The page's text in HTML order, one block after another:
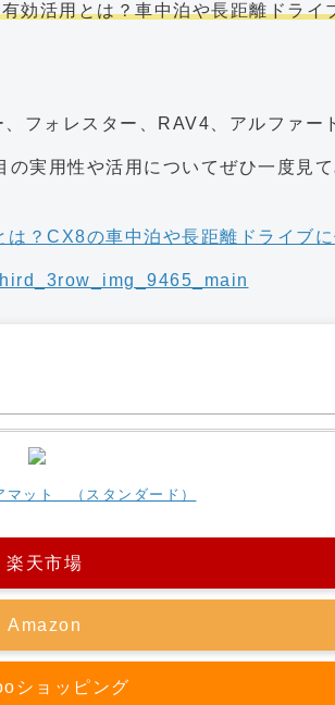
効活用とは？車中泊や長距離ドライ
フォレスター、RAV4、アルファー
実用性や活用についてぜひ一度見て
ト （スタンダード）
楽天市場
Amazon
ショッピング